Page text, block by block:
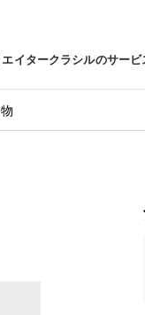
エイタークラシルのサービ